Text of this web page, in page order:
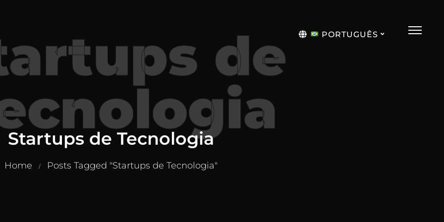
PORTUGUÊS
de
Startups de Tecnologia
Home / Posts Tagged "Startups de Tecnologia"